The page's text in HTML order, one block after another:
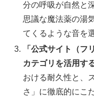
分の呼吸が自然と
思議な魔法薬の湯
てくるような音を
「公式サイト（フ
カテゴリを活用す
おける耐久性と、
さ」に徹底的にこ